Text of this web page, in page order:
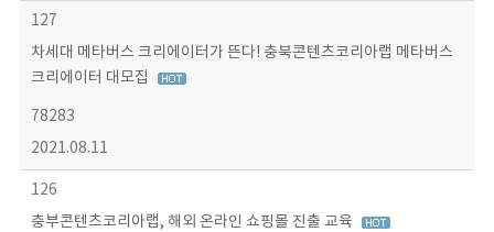
127
차세대 메타버스 크리에이터가 뜬다! 충북콘텐츠코리아랩 메타버스
크리에이터 대모집
78283
2021.08.11
126
충부콘텐츠코리아랩, 해외 온라인 쇼핑몰 진출 교육